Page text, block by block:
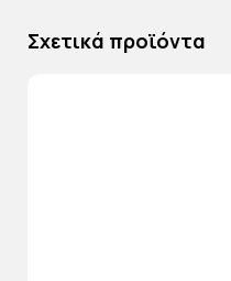
Σχετικά προϊόντα